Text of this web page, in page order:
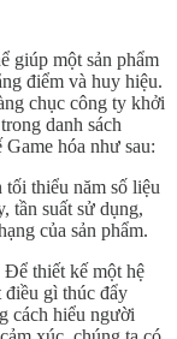
giúp một sản phẩm
điểm và huy hiệu.
chục công ty khởi
danh sách
hóa như sau:
tối thiểu năm số liệu
tần suất sử dụng,
của sản phẩm.
Để thiết kế một hệ
điều gì thúc đẩy
cách hiểu người